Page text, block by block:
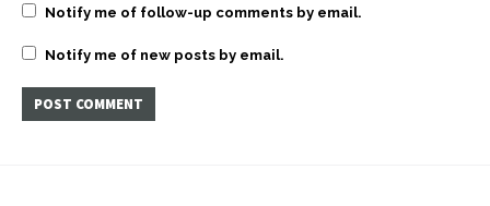
Notify me of follow-up comments by email.
Notify me of new posts by email.